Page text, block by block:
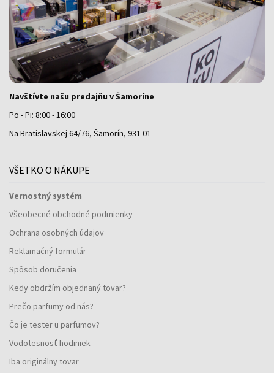
Navštívte našu predajňu v Šamoríne
Po - Pi: 8:00 - 16:00
Na Bratislavskej 64/76, Šamorín, 931 01
VŠETKO O NÁKUPE
Vernostný systém
Všeobecné obchodné podmienky
Ochrana osobných údajov
Reklamačný formulár
Spôsob doručenia
Kedy obdržím objednaný tovar?
Prečo parfumy od nás?
Čo je tester u parfumov?
Vodotesnosť hodiniek
Iba originálny tovar